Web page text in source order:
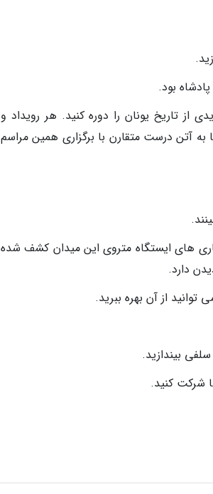
بود.
تاریخ یونان را دوره کنید. هر رویداد و
آتن درست متقارن با برگزاری همین مراسم
های ایستگاه متروی این میدان کشف شده
دارد.
از آن بهره ببرید.
شرکت کنید.